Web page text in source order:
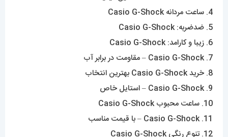
10. ساعت محبوب Casio G-Shock
11. Casio G-Shock – با قیمت مناسب
12. تنوع رنگی Casio G-Shock
13. Casio G-Shock – انعطاف پذیر
14. ساعت Casio G-Shock – خوش‌چهر
15. Casio G-Shock – ساخت ژاپن
16. سبک و شیک: Casio G-Shock
17. Casio G-Shock – راحتی و سبکی
18. Casio G-Shock – دوام بالا